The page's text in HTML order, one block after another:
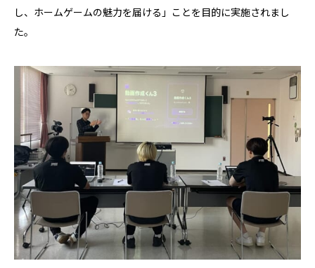
し、ホームゲームの魅力を届ける」ことを目的に実施されまし
た。